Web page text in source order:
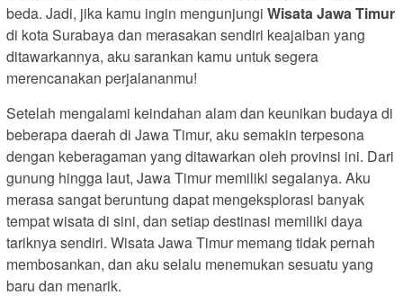
beda. Jadi, jika kamu ingin mengunjungi Wisata Jawa Timur
di kota Surabaya dan merasakan sendiri keajaiban yang
ditawarkannya, aku sarankan kamu untuk segera
merencanakan perjalananmu!
Setelah mengalami keindahan alam dan keunikan budaya di
beberapa daerah di Jawa Timur, aku semakin terpesona
dengan keberagaman yang ditawarkan oleh provinsi ini. Dari
gunung hingga laut, Jawa Timur memiliki segalanya. Aku
merasa sangat beruntung dapat mengeksplorasi banyak
tempat wisata di sini, dan setiap destinasi memiliki daya
tariknya sendiri. Wisata Jawa Timur memang tidak pernah
membosankan, dan aku selalu menemukan sesuatu yang
baru dan menarik.